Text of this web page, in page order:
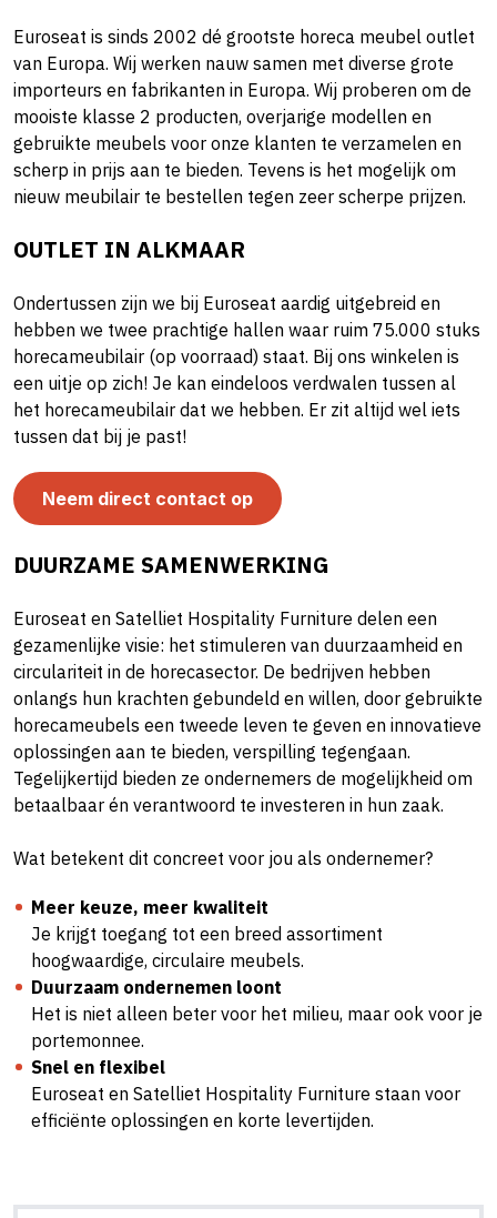
Euroseat is sinds 2002 dé grootste horeca meubel outlet
van Europa. Wij werken nauw samen met diverse grote
importeurs en fabrikanten in Europa. Wij proberen om de
mooiste klasse 2 producten, overjarige modellen en
gebruikte meubels voor onze klanten te verzamelen en
scherp in prijs aan te bieden. Tevens is het mogelijk om
nieuw meubilair te bestellen tegen zeer scherpe prijzen.
OUTLET IN ALKMAAR
Ondertussen zijn we bij Euroseat aardig uitgebreid en
hebben we twee prachtige hallen waar ruim 75.000 stuks
horecameubilair (op voorraad) staat. Bij ons winkelen is
een uitje op zich! Je kan eindeloos verdwalen tussen al
het horecameubilair dat we hebben. Er zit altijd wel iets
tussen dat bij je past!
Neem direct contact op
DUURZAME SAMENWERKING
Euroseat en Satelliet Hospitality Furniture delen een
gezamenlijke visie: het stimuleren van duurzaamheid en
circulariteit in de horecasector. De bedrijven hebben
onlangs hun krachten gebundeld en willen, door gebruikte
horecameubels een tweede leven te geven en innovatieve
oplossingen aan te bieden, verspilling tegengaan.
Tegelijkertijd bieden ze ondernemers de mogelijkheid om
betaalbaar én verantwoord te investeren in hun zaak.
Wat betekent dit concreet voor jou als ondernemer?
Meer keuze, meer kwaliteit
Je krijgt toegang tot een breed assortiment
hoogwaardige, circulaire meubels.
Duurzaam ondernemen loont
Het is niet alleen beter voor het milieu, maar ook voor je
portemonnee.
Snel en flexibel
Euroseat en Satelliet Hospitality Furniture staan voor
efficiënte oplossingen en korte levertijden.